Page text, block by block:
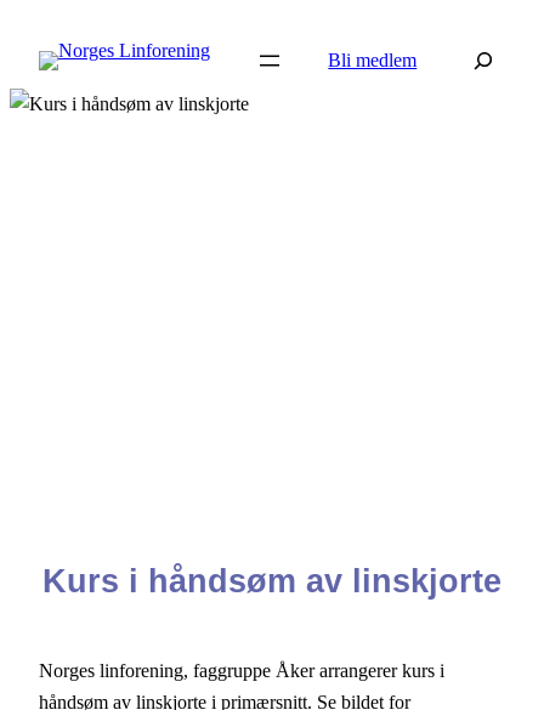
innhold
Bli medlem Søk
Kurs i håndsøm av linskjorte
Norges linforening, faggruppe Åker arrangerer kurs i
håndsøm av linskjorte i primærsnitt. Se bildet for